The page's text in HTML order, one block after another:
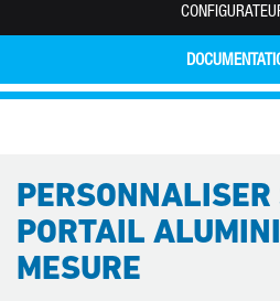
PERSONNALISER
PORTAIL
MESURE